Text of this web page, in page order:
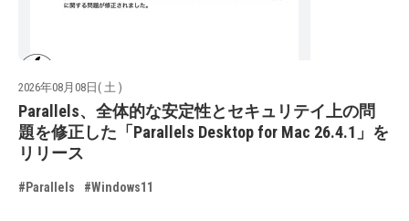
2026年08月08日( 土 )
Parallels、全体的な安定性とセキュリテイ上の問
題を修正した「Parallels Desktop for Mac 26.4.1」を
リリース
#Parallels #Windows11